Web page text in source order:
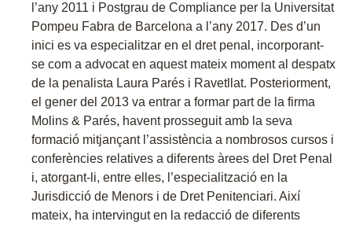
l’any 2011 i Postgrau de Compliance per la Universitat
Pompeu Fabra de Barcelona a l’any 2017. Des d’un
inici es va especialitzar en el dret penal, incorporant-
se com a advocat en aquest mateix moment al despatx
de la penalista Laura Parés i Ravetllat. Posteriorment,
el gener del 2013 va entrar a formar part de la firma
Molins & Parés, havent prosseguit amb la seva
formació mitjançant l’assistència a nombrosos cursos i
conferències relatives a diferents àrees del Dret Penal
i, atorgant-li, entre elles, l’especialització en la
Jurisdicció de Menors i de Dret Penitenciari. Així
mateix, ha intervingut en la redacció de diferents